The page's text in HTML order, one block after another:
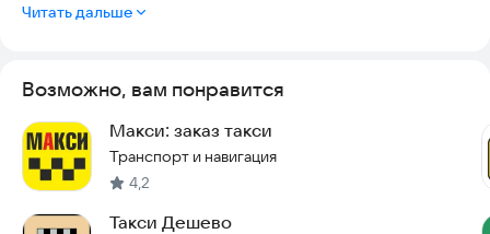
Читать дальше
Возможно, вам понравится
Макси: заказ такси
Транспорт и навигация
4,2
Такси Дешево